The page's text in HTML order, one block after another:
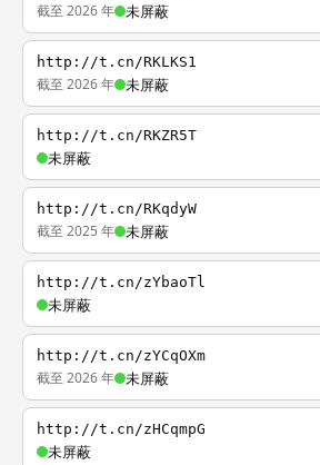
截至 2026 年 未屏蔽
http://t.cn/RKLKS1
截至 2026 年 未屏蔽
http://t.cn/RKZR5T
未屏蔽
http://t.cn/RKqdyW
截至 2025 年 未屏蔽
http://t.cn/zYbaoTl
未屏蔽
http://t.cn/zYCqOXm
截至 2026 年 未屏蔽
http://t.cn/zHCqmpG
未屏蔽